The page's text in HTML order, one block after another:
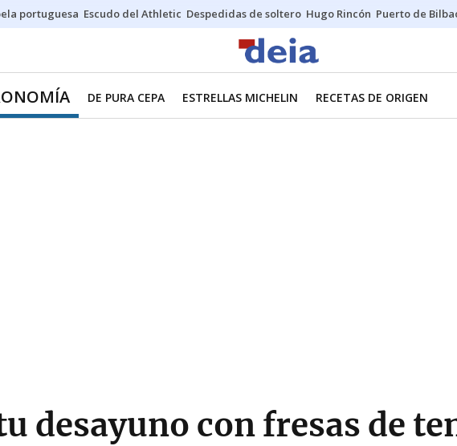
portuguesa Escudo del Athletic Despedidas de soltero Hugo Rincón Puerto de
DE PURA CEPA ESTRELLAS MICHELIN RECETAS DE ORIGEN
desayuno con fresas de